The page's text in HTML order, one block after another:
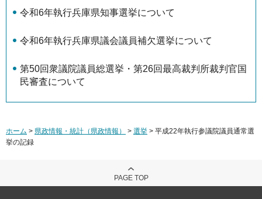
令和6年執行兵庫県知事選挙について
令和6年執行兵庫県議会議員補欠選挙について
第50回衆議院議員総選挙・第26回最高裁判所裁判官国
民審査について
ホーム > 県政情報・統計（県政情報） > 選挙 > 平成22年執行参議院議員通常選
挙の記録
PAGE TOP